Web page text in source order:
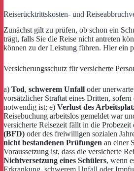
Reiserücktrittskosten- und
Zunächst gilt zu prüfen, ob schon ein
trägt, falls Sie die Reise nicht antreten
können zu der Leistung führen. Hier ein
Versicherungsschutz für versicherte
a) Tod, schwerem Unfall oder
vorsätzlicher Straftat eines Dritten,
notwendig ist; e) Verlust des
Reisebuchung arbeitslos gemeldet war
versicherte Reisezeit fällt in die
(BFD) oder des freiwilligen sozialen
nicht bestandenen Prüfungen an einer
Voraussetzung ist, dass die versicherte
Nichtversetzung eines Schülers, wenn